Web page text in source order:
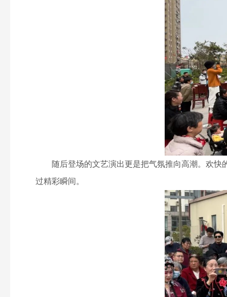
随后登场的文艺演出更是把气氛推向高潮。欢快
过精彩瞬间。